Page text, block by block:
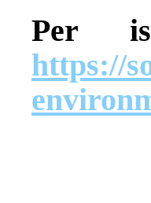
Per
https://